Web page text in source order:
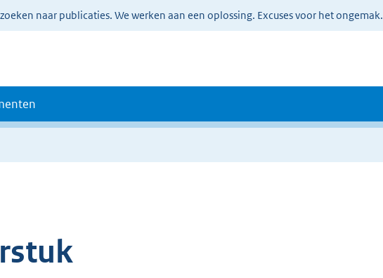
naar publicaties. We werken aan een oplossing. Excuses voor het ongemak.